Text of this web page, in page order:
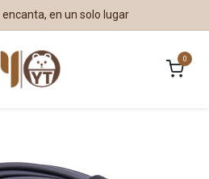
en un solo lugar
0